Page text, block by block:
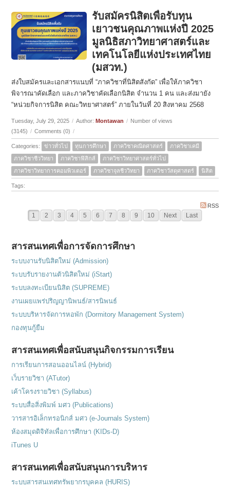
รับสมัครนิสิตเพื่อรับทุน
เยาวชนคุณภาพแห่งปี 2025
มูลนิธิสภาวิทยาศาสตร์และ
เทคโนโลยีแห่งประเทศไทย
(มสวท.)
ส่งใบสมัครและเอกสารแนบที่ “ภาควิชาที่นิสิตสังกัด” เพื่อให้ภาควิชา
พิจารณาคัดเลือก และภาควิชาคัดเลือกนิสิต จำนวน 1 คน และส่งมายัง
“หน่วยกิจการนิสิต คณะวิทยาศาสตร์” ภายในวันที่ 20 สิงหาคม 2568
Tuesday, July 29, 2025 / Author:Montawan / Number of views
(3145) / Comments (0) /
Categories: ข่าวทั่วไป ทุนการศึกษา ภาควิชาคณิตศาสตร์
ภาควิชาเคมี
ภาควิชาชีววิทยา
ภาควิชาฟิสิกส์
ภาควิชาวิทยาศาสตร์ทั่วไป
ภาควิชาวิทยาการคอมพิวเตอร์
ภาควิชาจุลชีววิทยา ภาควิชาวัสดุศาสตร์ นิสิต
Tags:
RSS
1 2 3 4 5 6 7 8 9 10 Next Last
สารสนเทศเพื่อการจัดการศึกษา
ระบบงานรับนิสิตใหม่ (Admission)
ระบบรับรายงานตัวนิสิตใหม่ (iStart)
ระบบลงทะเบียนนิสิต (SUPREME)
งานเผยแพร่ปริญญานิพนธ์/สารนิพนธ์
ระบบบริหารจัดการหอพัก (Dormitory Management System)
กองทุนกู้ยืม
สารสนเทศเพื่อสนับสนุนกิจกรรมการเรียน
การเรียนการสอนออนไลน์ (Hybrid)
เว็บรายวิชา (ATutor)
เค้าโครงรายวิชา (Syllabus)
ระบบสื่อสิ่งพิมพ์ มศว (Publications)
วารสารอิเล็กทรอนิกส์ มศว (e-Journals System)
ห้องสมุดดิจิทัลเพื่อการศึกษา (KIDs-D)
iTunes U
สารสนเทศเพื่อสนับสนุนการบริหาร
ระบบสารสนเทศทรัพยากรบุคคล (HURIS)